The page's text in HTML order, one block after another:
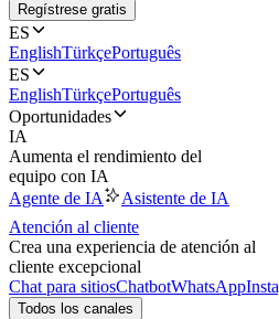
Regístrese gratis
ES
EnglishTürkçePortuguês
ES
EnglishTürkçePortuguês
Oportunidades
IA
Aumenta el rendimiento del
equipo con IA
Agente de IA
Asistente de IA
Atención al cliente
Crea una experiencia de atención al
cliente excepcional
Chat para sitiosChatbotWhatsApp
Todos los canales